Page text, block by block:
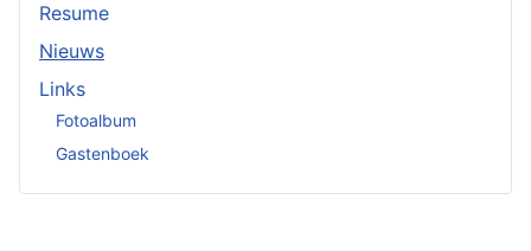
Resume
Nieuws
Links
Fotoalbum
Gastenboek